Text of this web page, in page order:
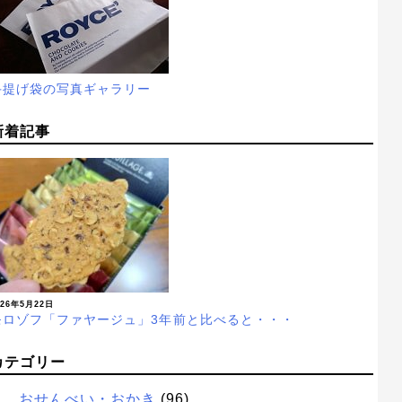
げ袋の写真ギャラリー
着記事
年5月22日
ゾフ「ファヤージュ」3年前と比べると・・・
テゴリー